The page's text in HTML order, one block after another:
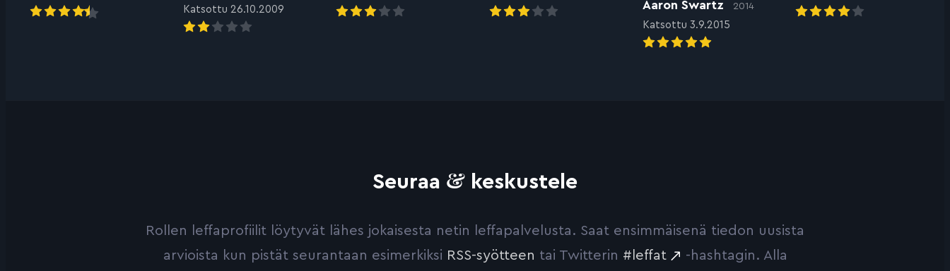
Katsottu 26.10.2009
Aaron Swartz
2014
Katsottu 3.9.2015
Seuraa & keskustele
Rollen leffaprofiilit löytyvät lähes jokaisesta netin leffapalvelusta. Saat ensimmäisenä tiedon uusista
arvioista kun pistät seurantaan esimerkiksi RSS-syötteen tai Twitterin #leffat -hashtagin. Alla